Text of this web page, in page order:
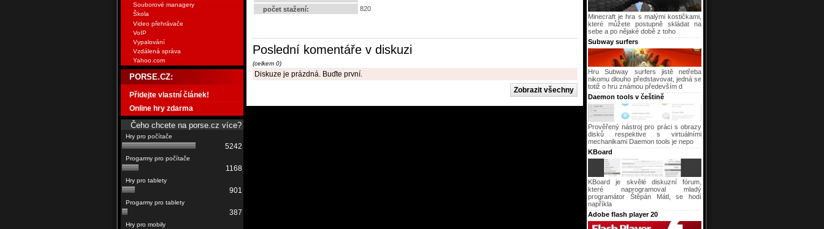
počet stažení: 820
Poslední komentáře v diskuzi
(celkem 0)
Diskuze je prázdná. Buďte první.
Souborové managery
Škola
Video přehrávače
VoIP
Vypalování
Vzdálená správa
Yahoo.com
PORSE.CZ:
Přidejte vlastní článek!
Online hry zdarma
Čeho chcete na porse.cz více?
5242
1168
901
387
Minecraft je hra s malými kostičkami,
které můžete postupně skládat na
sebe a po nějaké době z toho
Subway surfers
Hru Subway surfers jistě netřeba
nikomu dlouho představovat, jedná se
totiž o hru známou především d
Daemon tools v češtině
Prověřený nástroj pro práci s obrazy
disků respektive s virtuálními
mechanikami Daemon tools je nepo
KBoard
KBoard je skvělé diskuzní fórum,
které naprogramoval mladý
programátor Štěpán Mátl, se hodí
napříkla
Adobe flash player 20